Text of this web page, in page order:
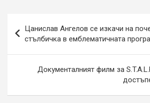
Цанислав Ангелов се изкачи на
стълбичка в емблематичната
Документалният филм за